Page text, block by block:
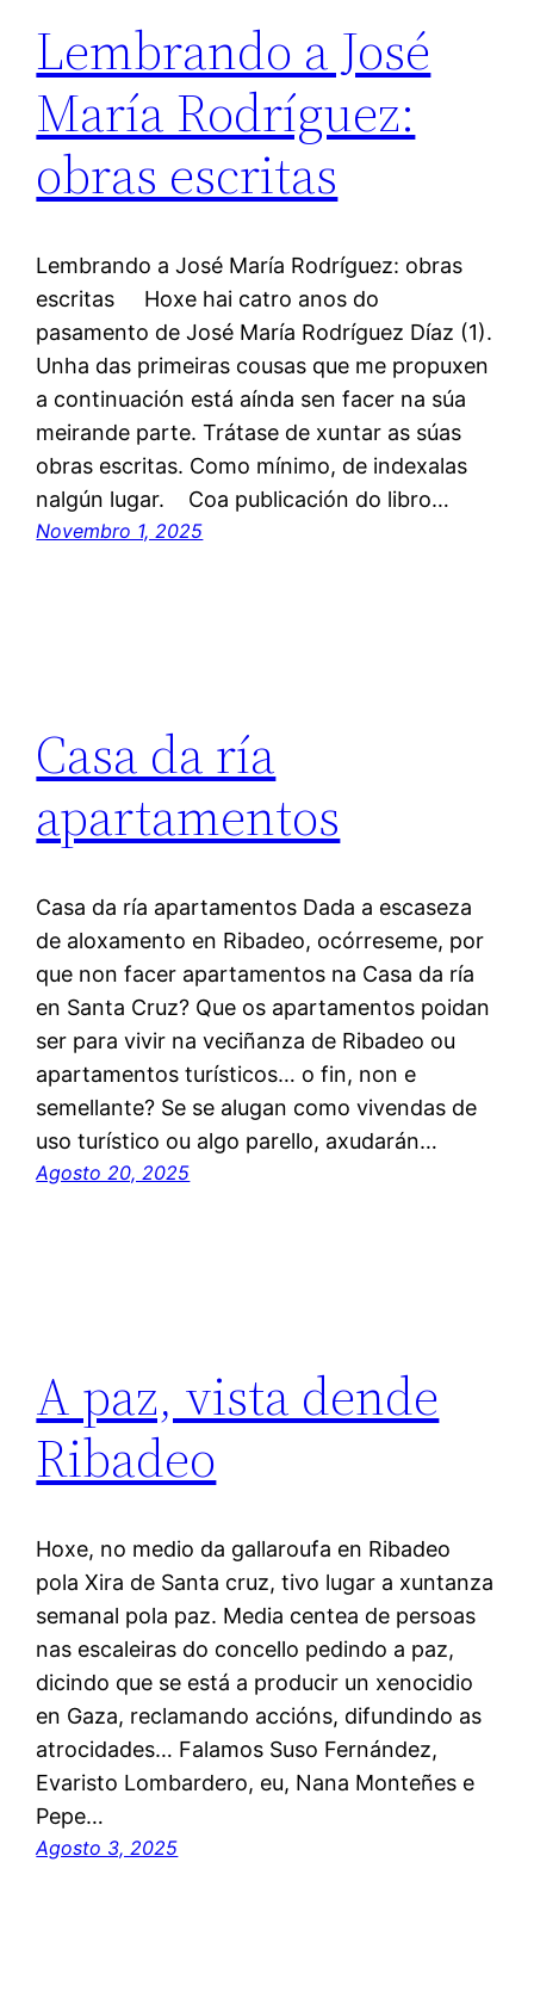
Lembrando a José
María Rodríguez:
obras escritas
Lembrando a José María Rodríguez: obras
escritas Hoxe hai catro anos do
pasamento de José María Rodríguez Díaz (1).
Unha das primeiras cousas que me propuxen
a continuación está aínda sen facer na súa
meirande parte. Trátase de xuntar as súas
obras escritas. Como mínimo, de indexalas
nalgún lugar. Coa publicación do libro…
Novembro 1, 2025
Casa da ría
apartamentos
Casa da ría apartamentos Dada a escaseza
de aloxamento en Ribadeo, ocórreseme, por
que non facer apartamentos na Casa da ría
en Santa Cruz? Que os apartamentos poidan
ser para vivir na veciñanza de Ribadeo ou
apartamentos turísticos… o fin, non e
semellante? Se se alugan como vivendas de
uso turístico ou algo parello, axudarán…
Agosto 20, 2025
A paz, vista dende
Ribadeo
Hoxe, no medio da gallaroufa en Ribadeo
pola Xira de Santa cruz, tivo lugar a xuntanza
semanal pola paz. Media centea de persoas
nas escaleiras do concello pedindo a paz,
dicindo que se está a producir un xenocidio
en Gaza, reclamando accións, difundindo as
atrocidades… Falamos Suso Fernández,
Evaristo Lombardero, eu, Nana Monteñes e
Pepe…
Agosto 3, 2025